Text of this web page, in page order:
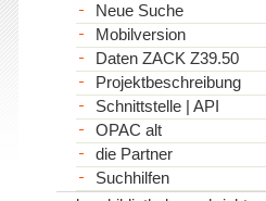
Neue Suche
Mobilversion
Daten ZACK Z39.50
Projektbeschreibung
Schnittstelle | API
OPAC alt
die Partner
Suchhilfen